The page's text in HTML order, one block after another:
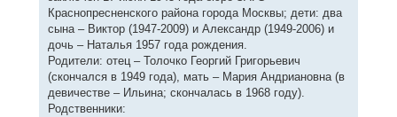
Краснопресненского района города Москвы; дети: два
сына – Виктор (1947-2009) и Александр (1949-2006) и
дочь – Наталья 1957 года рождения.
Родители: отец – Толочко Георгий Григорьевич
(скончался в 1949 года), мать – Мария Андриановна (в
девичестве – Ильина; скончалась в 1968 году).
Родственники: